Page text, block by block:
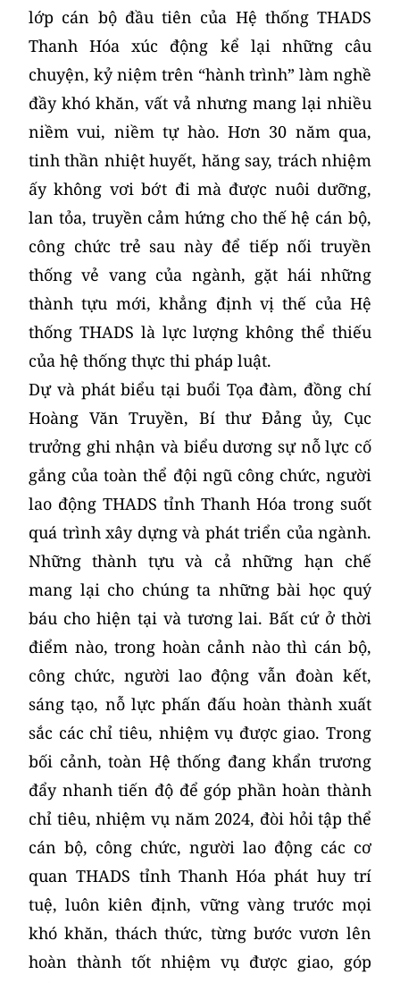
lớp cán bộ đầu tiên của Hệ thống THADS
Thanh Hóa xúc động kể lại những câu
chuyện, kỷ niệm trên “hành trình” làm nghề
đầy khó khăn, vất vả nhưng mang lại nhiều
niềm vui, niềm tự hào. Hơn 30 năm qua,
tinh thần nhiệt huyết, hăng say, trách nhiệm
ấy không vơi bớt đi mà được nuôi dưỡng,
lan tỏa, truyền cảm hứng cho thế hệ cán bộ,
công chức trẻ sau này để tiếp nối truyền
thống vẻ vang của ngành, gặt hái những
thành tựu mới, khẳng định vị thế của Hệ
thống THADS là lực lượng không thể thiếu
của hệ thống thực thi pháp luật.
Dự và phát biểu tại buổi Tọa đàm, đồng chí
Hoàng Văn Truyền, Bí thư Đảng ủy, Cục
trưởng ghi nhận và biểu dương sự nỗ lực cố
gắng của toàn thể đội ngũ công chức, người
lao động THADS tỉnh Thanh Hóa trong suốt
quá trình xây dựng và phát triển của ngành.
Những thành tựu và cả những hạn chế
mang lại cho chúng ta những bài học quý
báu cho hiện tại và tương lai. Bất cứ ở thời
điểm nào, trong hoàn cảnh nào thì cán bộ,
công chức, người lao động vẫn đoàn kết,
sáng tạo, nỗ lực phấn đấu hoàn thành xuất
sắc các chỉ tiêu, nhiệm vụ được giao. Trong
bối cảnh, toàn Hệ thống đang khẩn trương
đẩy nhanh tiến độ để góp phần hoàn thành
chỉ tiêu, nhiệm vụ năm 2024, đòi hỏi tập thể
cán bộ, công chức, người lao động các cơ
quan THADS tỉnh Thanh Hóa phát huy trí
tuệ, luôn kiên định, vững vàng trước mọi
khó khăn, thách thức, từng bước vươn lên
hoàn thành tốt nhiệm vụ được giao, góp